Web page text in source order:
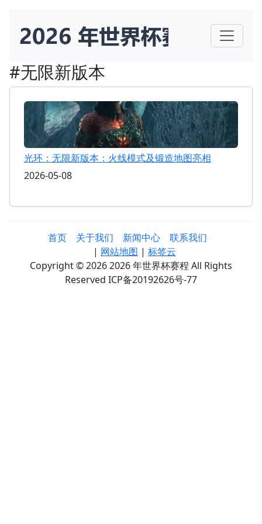
#无限新版本
光环：无限新版本：火线模式及锻造地图亮相
2026-05-08
首页 关于我们 新闻中心
联系我们
| 网站地图 | 标签云
Copyright © 2026 2026 年世界杯赛程 All Rights
Reserved ICP备20192626号-77